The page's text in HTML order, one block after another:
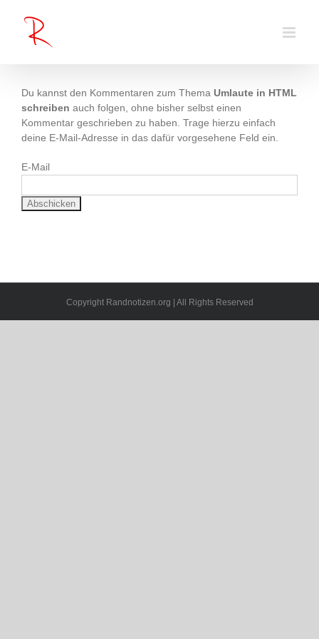
springen
Du kannst den Kommentaren zum Thema Umlaute in HTML
schreiben auch folgen, ohne bisher selbst einen
Kommentar geschrieben zu haben. Trage hierzu einfach
deine E-Mail-Adresse in das dafür vorgesehene Feld ein.
E-Mail
Copyright Randnotizen.org | All Rights Reserved